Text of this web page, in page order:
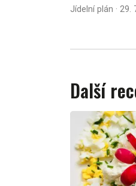
Jídelní plán · 29.
Další